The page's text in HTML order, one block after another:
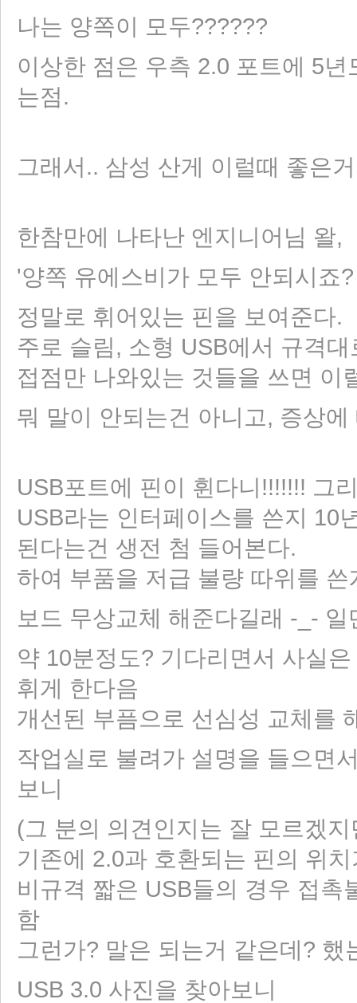
나는 양쪽이 모두??????
이상한 점은 우측 2.0 포트에 5
는점.
그래서.. 삼성 산게 이럴때 좋은
한참만에 나타난 엔지니어님 왈,
'양쪽 유에스비가 모두 안되시죠
정말로 휘어있는 핀을 보여준다.
주로 슬림, 소형 USB에서 규격
접점만 나와있는 것들을 쓰면 이
뭐 말이 안되는건 아니고, 증상
USB포트에 핀이 휜다니!!!!!!! 그
USB라는 인터페이스를 쓴지 10
된다는건 생전 첨 들어본다.
하여 부품을 저급 불량 따위를
보드 무상교체 해준다길래 -_-
약 10분정도? 기다리면서 사실
휘게 한다음
개선된 부픔으로 선심성 교체를
작업실로 불려가 설명을 들으면
보니
(그 분의 의견인지는 잘 모르겠
기존에 2.0과 호환되는 핀의 위
비규격 짧은 USB들의 경우 접
함
그런가? 말은 되는거 같은데? 했
USB 3.0 사진을 찾아보니